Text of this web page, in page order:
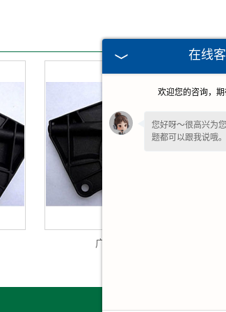
广州塑料件加工
在线
欢迎您的咨询，
您好呀～很高兴为
题都可以跟我说哦。